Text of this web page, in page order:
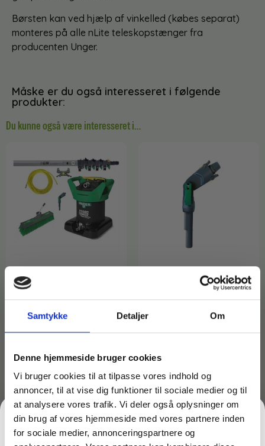
Samtykke Detaljer Om
Denne hjemmeside bruger cookies
Vi bruger cookies til at tilpasse vores indhold og
annoncer, til at vise dig funktioner til sociale medier og til
at analysere vores trafik. Vi deler også oplysninger om
din brug af vores hjemmeside med vores partnere inden
for sociale medier, annonceringspartnere og
Børsten kan ved hjælp af vinkelled (købes separat)
monteres på alle nLite teleskopstænger fra
producenten Unger.
Måske er du også interesseret i følgende
produkter:
Du kunne også være interesseret i…
Varenr: TC66241
Komplet rentvandsanlæg
til vinduespudsning – 6m
aluminiumsstang
Læg i kurv
Forlænger og vinkelled –
Unger nLite NGC15
Læg i kurv